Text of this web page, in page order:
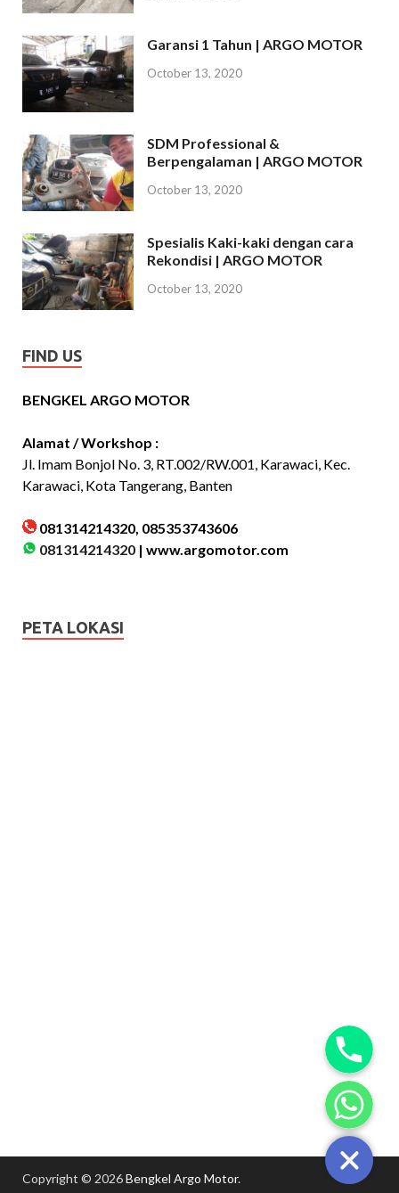
Garansi 1 Tahun | ARGO MOTOR
October 13, 2020
SDM Professional &
Berpengalaman | ARGO MOTOR
October 13, 2020
Spesialis Kaki-kaki dengan cara
Rekondisi | ARGO MOTOR
October 13, 2020
FIND US
BENGKEL ARGO MOTOR
Alamat / Workshop :
Jl. Imam Bonjol No. 3, RT.002/RW.001, Karawaci, Kec.
Karawaci, Kota Tangerang, Banten
081314214320, 085353743606
081314214320 | www.argomotor.com
PETA LOKASI
Copyright © 2026Bengkel Argo Motor.